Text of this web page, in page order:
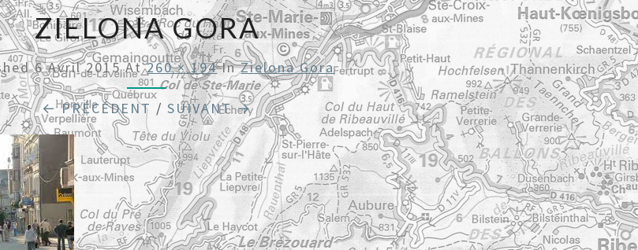
ZIELONA GORA
6 Avril 2015At260 × 194InZielona Gora
← PRÉCÉDENT / SUIVANT →